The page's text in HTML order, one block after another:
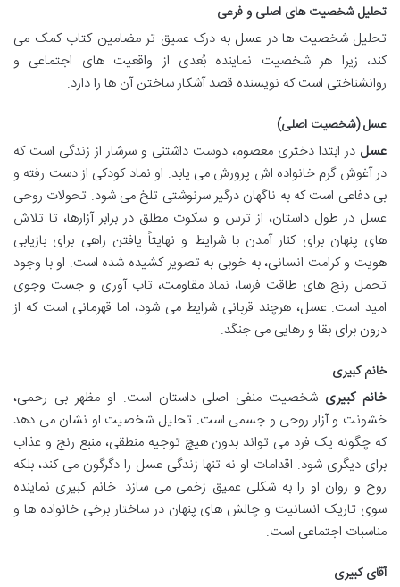
تحلیل شخصیت های اصلی و فرعی
تحلیل شخصیت ها در عسل به درک عمیق تر مضامین کتاب کمک می
کند، زیرا هر شخصیت نماینده بُعدی از واقعیت های اجتماعی و
روانشناختی است که نویسنده قصد آشکار ساختن آن ها را دارد.
عسل (شخصیت اصلی)
عسل در ابتدا دختری معصوم، دوست داشتنی و سرشار از زندگی است که
در آغوش گرم خانواده اش پرورش می یابد. او نماد کودکی از دست رفته و
بی دفاعی است که به ناگهان درگیر سرنوشتی تلخ می شود. تحولات روحی
عسل در طول داستان، از ترس و سکوت مطلق در برابر آزارها، تا تلاش
های پنهان برای کنار آمدن با شرایط و نهایتاً یافتن راهی برای بازیابی
هویت و کرامت انسانی، به خوبی به تصویر کشیده شده است. او با وجود
تحمل رنج های طاقت فرسا، نماد مقاومت، تاب آوری و جست وجوی
امید است. عسل، هرچند قربانی شرایط می شود، اما قهرمانی است که از
درون برای بقا و رهایی می جنگد.
خانم کبیری
خانم کبیری شخصیت منفی اصلی داستان است. او مظهر بی رحمی،
خشونت و آزار روحی و جسمی است. تحلیل شخصیت او نشان می دهد
که چگونه یک فرد می تواند بدون هیچ توجیه منطقی، منبع رنج و عذاب
برای دیگری شود. اقدامات او نه تنها زندگی عسل را دگرگون می کند، بلکه
روح و روان او را به شکلی عمیق زخمی می سازد. خانم کبیری نماینده
سوی تاریک انسانیت و چالش های پنهان در ساختار برخی خانواده ها و
مناسبات اجتماعی است.
آقای کبیری